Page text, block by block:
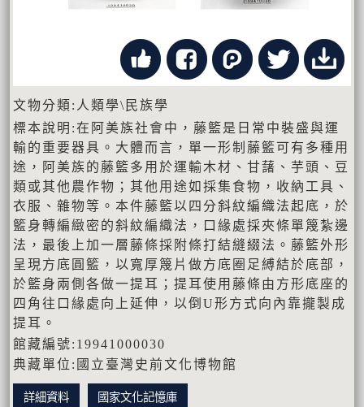
文物分類:人類學\民族學
標本說明:在阿美族社會中，藤籃是日常中裝盛與運
輸的重要器具。大體而言，單一形制藤籃可有多種用
途，阿美族的藤籃多用於運輸木材、甘藷、芋頭、豆
類或其他農作物；其他用途如採集食物，收納工具、
衣服、雜物等。本件藤籃以四分斜紋編織法起底，於
籃身轉編緻密的斜紋編織法，口緣處採夾條單篾紮邊
法，最後上加一層藤條採附條打結縫綴法。藤籃外形
呈現方底圓籃，以寬厚篾片做方底圈足縛結於底部，
於籃身兩側各做一提耳；提耳使用藤條由方形底座的
四角往口緣處向上延伸，以倒U形方式向內靠攏製成
提耳。
館藏編號:19941000030
典藏單位:國立臺灣史前文化博物館
詳細資料 國家文化記憶庫